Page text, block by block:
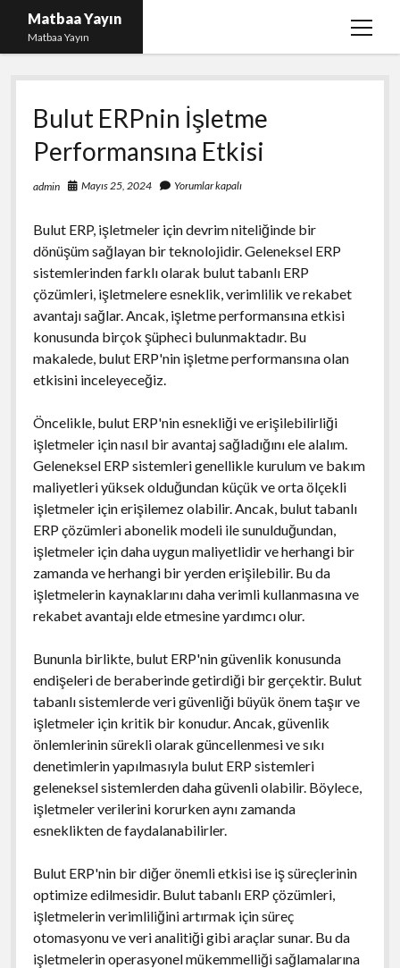
Matbaa Yayın
Matbaa Yayın
menüyü
Igtv Izlenme Gönderme Hilesi Bedava
Instagram Bot Takipçileri Silme
Liste
Sayfa Listesi
Bulut ERPnin İşletme
Performansına Etkisi
admin Mayıs 25, 2024 Yorumlar kapalı
Bulut ERP, işletmeler için devrim niteliğinde bir
dönüşüm sağlayan bir teknolojidir. Geleneksel ERP
sistemlerinden farklı olarak bulut tabanlı ERP
çözümleri, işletmelere esneklik, verimlilik ve rekabet
avantajı sağlar. Ancak, işletme performansına etkisi
konusunda birçok şüpheci bulunmaktadır. Bu
makalede, bulut ERP'nin işletme performansına olan
etkisini inceleyeceğiz.
Öncelikle, bulut ERP'nin esnekliği ve erişilebilirliği
işletmeler için nasıl bir avantaj sağladığını ele alalım.
Geleneksel ERP sistemleri genellikle kurulum ve bakım
maliyetleri yüksek olduğundan küçük ve orta ölçekli
işletmeler için erişilemez olabilir. Ancak, bulut tabanlı
ERP çözümleri abonelik modeli ile sunulduğundan,
işletmeler için daha uygun maliyetlidir ve herhangi bir
zamanda ve herhangi bir yerden erişilebilir. Bu da
işletmelerin kaynaklarını daha verimli kullanmasına ve
rekabet avantajı elde etmesine yardımcı olur.
Bununla birlikte, bulut ERP'nin güvenlik konusunda
endişeleri de beraberinde getirdiği bir gerçektir. Bulut
tabanlı sistemlerde veri güvenliği büyük önem taşır ve
işletmeler için kritik bir konudur. Ancak, güvenlik
önlemlerinin sürekli olarak güncellenmesi ve sıkı
denetimlerin yapılmasıyla bulut ERP sistemleri
geleneksel sistemlerden daha güvenli olabilir. Böylece,
işletmeler verilerini korurken aynı zamanda
esneklikten de faydalanabilirler.
Bulut ERP'nin bir diğer önemli etkisi ise iş süreçlerinin
optimize edilmesidir. Bulut tabanlı ERP çözümleri,
işletmelerin verimliliğini artırmak için süreç
otomasyonu ve veri analitiği gibi araçlar sunar. Bu da
işletmelerin operasyonel mükemmelliği sağlamalarına